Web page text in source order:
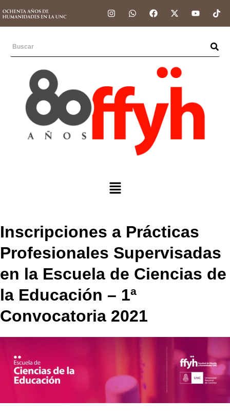
Inscripciones a Prácticas
Profesionales Supervisadas
en la Escuela de Ciencias de
la Educación – 1ª
Convocatoria 2021